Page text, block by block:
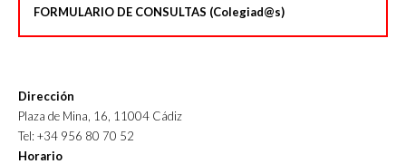
FORMULARIO DE CONSULTAS (Colegiad@s)
Dirección
Plaza de Mina, 16, 11004 Cádiz
Tel: +34 956 80 70 52
Horario